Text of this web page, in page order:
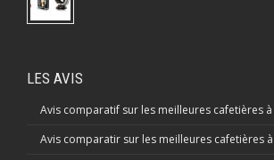
LES AVIS
Avis comparatif sur les meilleures cafetières
Avis comparatir sur les meilleures cafetières